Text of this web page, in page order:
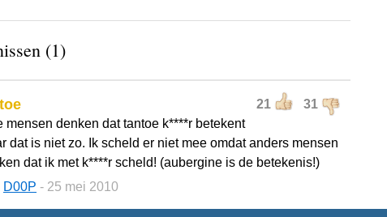
(1)
21 31
mensen denken dat tantoe k****r betekent
dat is niet zo. Ik scheld er niet mee omdat anders mensen
dat ik met k****r scheld! (aubergine is de betekenis!)
D00P - 25 mei 2010